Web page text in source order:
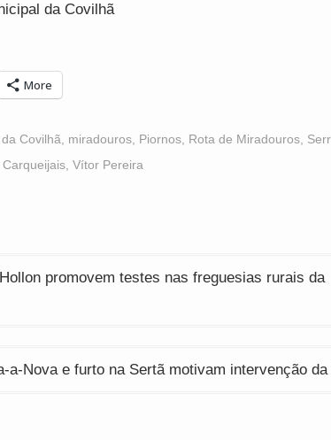
da Covilhã
More
Covilhã, miradouros, Piornos, Rota de Miradouros,
, Vítor Pereira
promovem testes nas freguesias rurais da
a-Nova e furto na Sertã motivam intervenção da